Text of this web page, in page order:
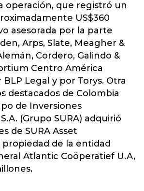
operación, que registró un
US$360
asesorada por la parte
Arps, Slate, Meagher &
Cordero, Galindo &
Centro América
Legal y por Torys. Otra
destacados de Colombia
de Inversiones
(Grupo SURA) adquirió
de SURA Asset
de la entidad
Atlantic Coöperatief U.A,